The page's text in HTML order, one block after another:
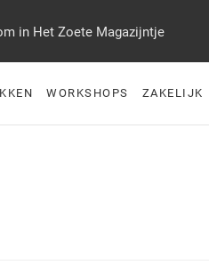
in Het Zoete Magazijntje
WORKSHOPS ZAKELIJK